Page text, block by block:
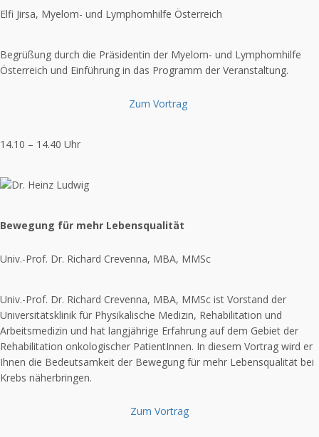
Elfi Jirsa, Myelom- und Lymphomhilfe Österreich
Begrüßung durch die Präsidentin der Myelom- und Lymphomhilfe
Österreich und Einführung in das Programm der Veranstaltung.
Zum Vortrag
14.10 – 14.40 Uhr
Bewegung für mehr Lebensqualität
Univ.-Prof. Dr. Richard Crevenna, MBA, MMSc
Univ.-Prof. Dr. Richard Crevenna, MBA, MMSc ist Vorstand der
Universitätsklinik für Physikalische Medizin, Rehabilitation und
Arbeitsmedizin und hat langjährige Erfahrung auf dem Gebiet der
Rehabilitation onkologischer PatientInnen. In diesem Vortrag wird er
Ihnen die Bedeutsamkeit der Bewegung für mehr Lebensqualität bei
Krebs näherbringen.
Zum Vortrag